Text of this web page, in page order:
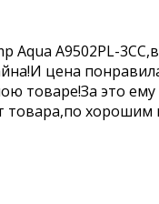
Aqua A9502PL-
цена
товаре!За это
хорошим